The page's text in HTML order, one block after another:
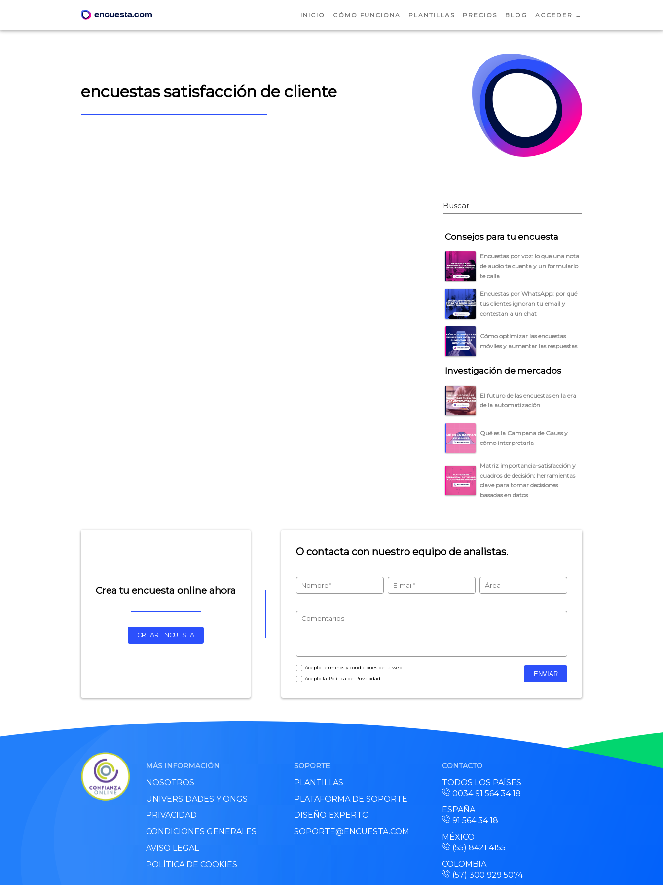
INICIO CÓMO FUNCIONA PLANTILLAS PRECIOS BLOG ACCEDER →
encuestas satisfacción de cliente
Buscar
Consejos para tu encuesta
Encuestas por voz: lo que una nota
de audio te cuenta y un formulario
te calla
Encuestas por WhatsApp: por qué
tus clientes ignoran tu email y
contestan a un chat
Cómo optimizar las encuestas
móviles y aumentar las respuestas
Investigación de mercados
El futuro de las encuestas en la era
de la automatización
Qué es la Campana de Gauss y
cómo interpretarla
Matriz importancia-satisfacción y
cuadros de decisión: herramientas
clave para tomar decisiones
basadas en datos
Crea tu encuesta online ahora
CREAR ENCUESTA
O contacta con nuestro equipo de analistas.
AceptoTérminos y condiciones de la web
Acepto la Política de Privacidad
MÁS INFORMACIÓN
NOSOTROS
UNIVERSIDADES Y ONGS
PRIVACIDAD
CONDICIONES GENERALES
AVISO LEGAL
POLÍTICA DE COOKIES
SOPORTE
PLANTILLAS
PLATAFORMA DE SOPORTE
DISEÑO EXPERTO
SOPORTE@ENCUESTA.COM
CONTACTO
TODOS LOS PAÍSES
0034 91 564 34 18
ESPAÑA
91 564 34 18
MÉXICO
(55) 8421 4155
COLOMBIA
(57) 300 929 5074